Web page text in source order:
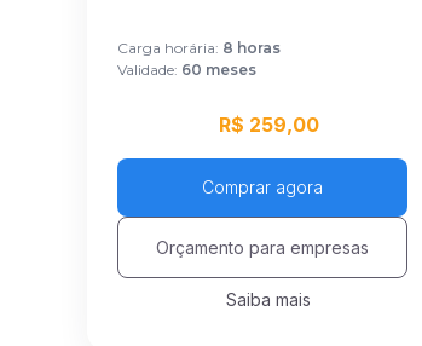
Carga horária: 8 horas
Validade: 60 meses
R$ 259,00
Comprar agora
Orçamento para empresas
Saiba mais